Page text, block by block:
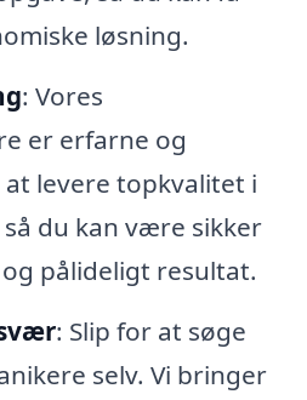
løsning.
: Vores
er erfarne og
levere topkvalitet i
du kan være sikker
pålideligt resultat.
: Slip for at søge
selv. Vi bringer